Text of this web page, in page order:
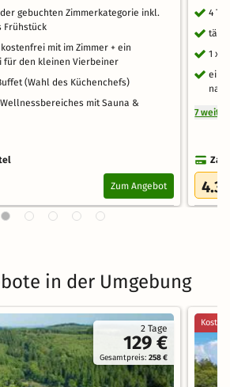
gebuchten Zimmerkategorie inkl.
Frühstück
mit im Zimmer + ein
für den kleinen Vierbeiner
(Wahl des Küchenchefs)
mit Sauna &
Zum Angebot
4
1 x
ein
7
4.3
in der Umgebung
2 Tage
129 €
Gesamtpreis:258 €